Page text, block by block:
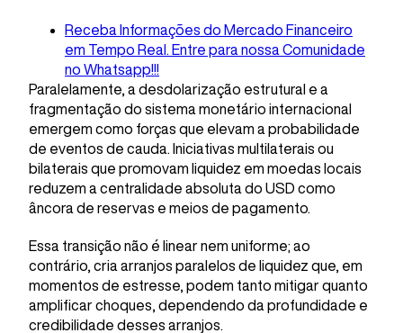
Receba Informações do Mercado Financeiro
em Tempo Real. Entre para nossa Comunidade
no Whatsapp!!!
Paralelamente, a desdolarização estrutural e a
fragmentação do sistema monetário internacional
emergem como forças que elevam a probabilidade
de eventos de cauda. Iniciativas multilaterais ou
bilaterais que promovam liquidez em moedas locais
reduzem a centralidade absoluta do USD como
âncora de reservas e meios de pagamento.
Essa transição não é linear nem uniforme; ao
contrário, cria arranjos paralelos de liquidez que, em
momentos de estresse, podem tanto mitigar quanto
amplificar choques, dependendo da profundidade e
credibilidade desses arranjos.